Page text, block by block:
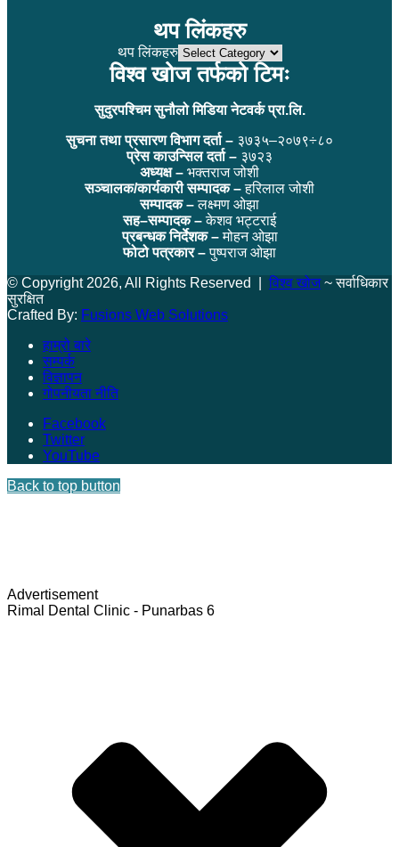
थप लिंकहरु
थप लिंकहरु
विश्व खोज तर्फको टिमः
सुदुरपश्चिम सुनौलो मिडिया नेटवर्क प्रा.लि.
सुचना तथा प्रसारण विभाग दर्ता – ३७३५–२०७९÷८०
प्रेस काउन्सिल दर्ता – ३७२३
अध्यक्ष – भक्तराज जोशी
सञ्चालक/कार्यकारी सम्पादक –हरिलाल जोशी
सम्पादक –लक्ष्मण ओझा
सह–सम्पादक –केशव भट्टराई
प्रबन्धक निर्देशक –मोहन ओझा
फोटो पत्रकार –पुष्पराज ओझा
© Copyright 2026, All Rights Reserved | विश्व खोज~ सर्वाधिकार
सुरक्षित
Crafted By: Fusions Web Solutions
हाम्रो बारे
सम्पर्क
विज्ञापन
गोपनीयता नीति
Facebook
Twitter
YouTube
Back to top button
Advertisement
Rimal Dental Clinic - Punarbas 6